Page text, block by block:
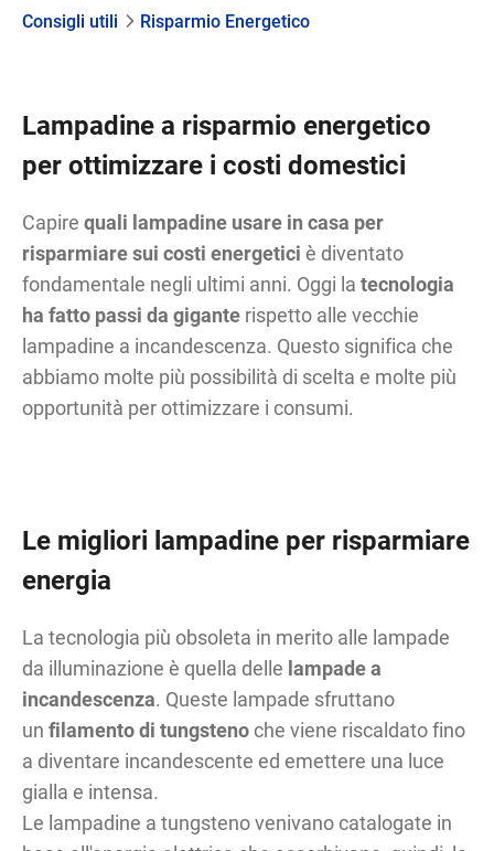
Consigli utili Risparmio Energetico
Lampadine a risparmio energetico
per ottimizzare i costi domestici
Capirequali lampadine usare in casa per
risparmiare sui costi energetici è diventato
fondamentale negli ultimi anni. Oggi latecnologia
ha fatto passi da gigante rispetto alle vecchie
lampadine a incandescenza. Questo significa che
abbiamo molte più possibilità di scelta e molte più
opportunità per ottimizzare i consumi.
Le migliori lampadine per risparmiare
energia
La tecnologia più obsoleta in merito alle lampade
da illuminazione è quella delle lampade a
incandescenza. Queste lampade sfruttano
un filamento di tungsteno che viene riscaldato fino
a diventare incandescente ed emettere una luce
gialla e intensa.
Le lampadine a tungsteno venivano catalogate in